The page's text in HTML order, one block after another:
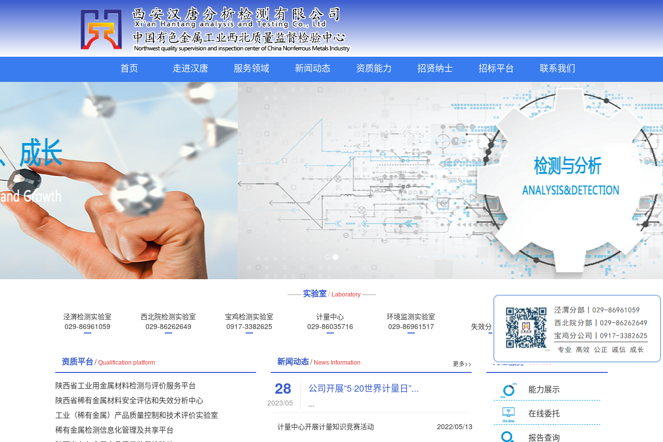
首页 走进汉唐 服务领域 新闻动态 资质能力 招贤纳士 招标平台 联系我们
—— 实验室 / Laboratory ——
泾渭检测实验室
029-86961059
西北院检测实验室
029-86262649
宝鸡检测实验室
0917-3382625
计量中心
029-86035716
环境监测实验室
029-86961517
失效分析中心
技术服务中心
029-86961517
资质平台/ Qualification platform
稀有金属检测信息化管理及共享平台
陕西省有色金属产品质量监督检验站
陕西省压力容器指定检测检验实验室
陕西省有色金属材料分析检测和评价中心
陕西省有色金属产业计量测试中心
陕西省工业用金属材料检测与评价服务平台
陕西省稀有金属材料安全评估和失效分析中心
工业（稀有金属）产品质量控制和技术评价实验室
新闻动态/ News Information 更多>>
28
2023/05
公司开展“5·20世界计量日”...
...
计量中心开展计量知识竞赛活动
2022/05/13
为您服务/ services
能力展示
在线委托
报告查询